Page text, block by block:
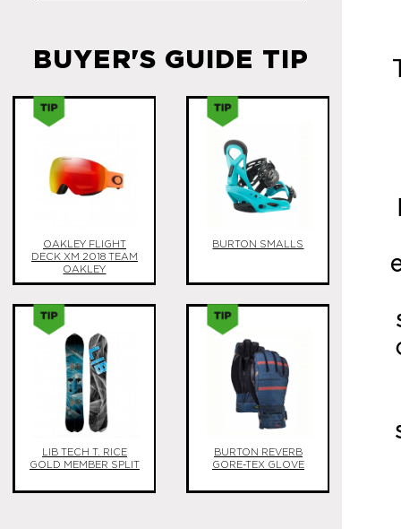
BUYER'S GUIDE TIP
OAKLEY FLIGHT
DECK XM 2018 TEAM
OAKLEY
BURTON SMALLS
LIB TECH T. RICE
GOLD MEMBER SPLIT
BURTON REVERB
GORE-TEX GLOVE